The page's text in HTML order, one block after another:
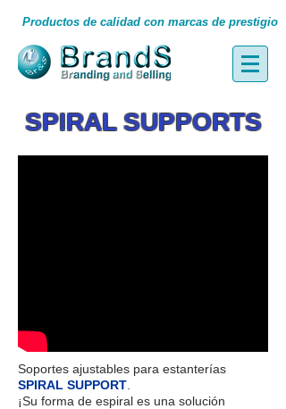
Productos de calidad con marcas de prestigio
SPIRAL SUPPORTS
Soportes ajustables para estanterías
SPIRAL SUPPORT
¡Su forma de espiral es una solución